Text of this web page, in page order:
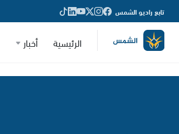
تابع راديو الشمس
الرئيسية أخبار